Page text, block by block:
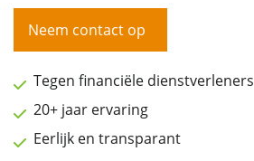
Neem contact op
Tegen financiële dienstverleners
20+ jaar ervaring
Eerlijk en transparant